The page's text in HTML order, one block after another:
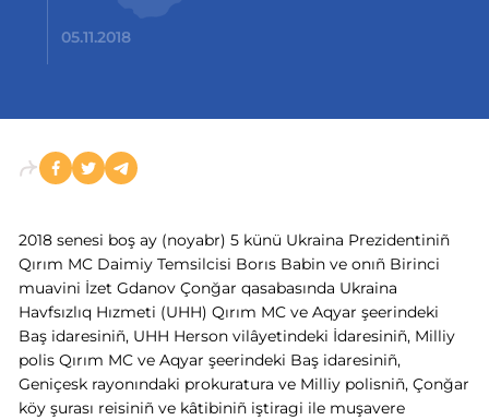
05.11.2018
2018 senesi boş ay (noyabr) 5 künü Ukraina Prezidentiniñ
Qırım MC Daimiy Temsilcisi Borıs Babin ve onıñ Birinci
muavini İzet Gdanov Çonğar qasabasında Ukraina
Havfsızlıq Hızmeti (UHH) Qırım MC ve Aqyar şeerindeki
Baş idaresiniñ, UHH Herson vilâyetindeki İdaresiniñ, Milliy
polis Qırım MC ve Aqyar şeerindeki Baş idaresiniñ,
Geniçesk rayonındaki prokuratura ve Milliy polisniñ, Çonğar
köy şurası reisiniñ ve kâtibiniñ iştiragi ile muşavere